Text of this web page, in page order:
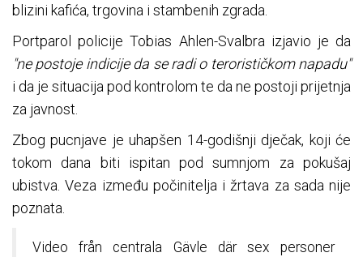
blizini kafića, trgovina i stambenih zgrada.
Portparol policije Tobias Ahlen-Svalbra izjavio je da
"ne postoje indicije da se radi o terorističkom napadu"
i da je situacija pod kontrolom te da ne postoji prijetnja
za javnost.
Zbog pucnjave je uhapšen 14-godišnji dječak, koji će
tokom dana biti ispitan pod sumnjom za pokušaj
ubistva. Veza između počinitelja i žrtava za sada nije
poznata.
Video från centrala Gävle där sex personer